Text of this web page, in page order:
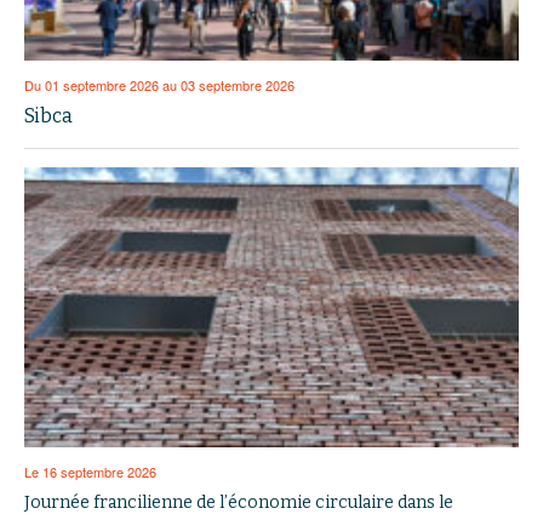
Du 01 septembre 2026 au 03 septembre 2026
Sibca
Le 16 septembre 2026
Journée francilienne de l’économie circulaire dans le